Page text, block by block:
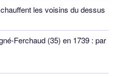
les voisins du dessus
Ferchaud (35) en 1739 : par